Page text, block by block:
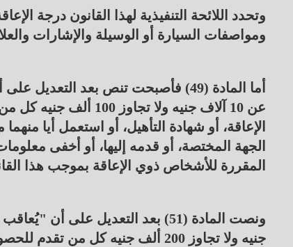
وتحدد اللائحة التنفيذية لهذا القانون درجة
ومواصفات السيارة أو الوسيلة والإشارات
أما المادة (49) فأصبحت تنص بعد
عن 10 آلاف جنيه ولا
الإعاقة، أو شهادة التأهيل، أو استعمل أيا
الجهة المختصة، أو قدمه إليها، أو أخفى
المقررة للأشخاص ذوي الإعاقة بموجب هذا
جنيه ولا تجاوز 200 ألف جنيه